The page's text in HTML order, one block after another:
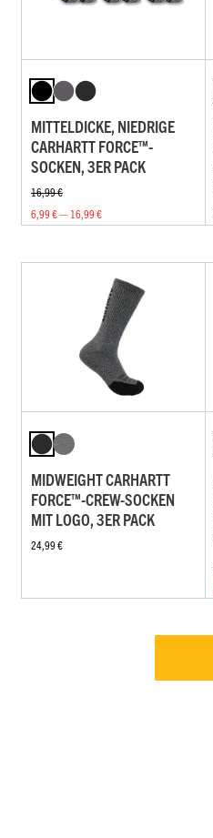
MITTELDICKE, NIEDRIGE
CARHARTT FORCE™-
SOCKEN, 3ER PACK
16,99 €
6,99 € — 16,99 €
MIDWEIGHT CARHARTT
FORCE™-CREW-SOCKEN
MIT LOGO, 3ER PACK
24,99 €